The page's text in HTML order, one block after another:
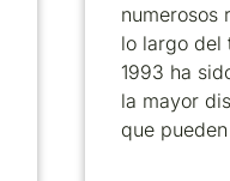
numerosos
lo largo del
1993 ha
la mayor
que pueden